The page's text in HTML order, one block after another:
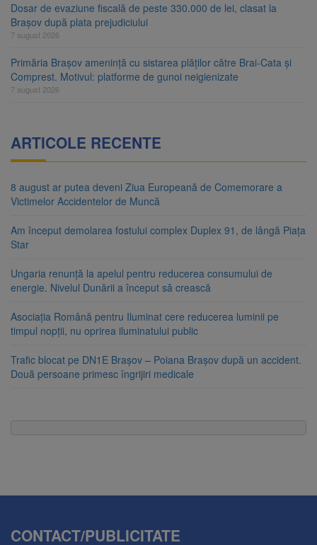
Dosar de evaziune fiscală de peste 330.000 de lei, clasat la
Brașov după plata prejudiciului
7 august 2026
Primăria Brașov amenință cu sistarea plăților către Brai-Cata și
Comprest. Motivul: platforme de gunoi neigienizate
7 august 2026
ARTICOLE RECENTE
8 august ar putea deveni Ziua Europeană de Comemorare a
Victimelor Accidentelor de Muncă
Am început demolarea fostului complex Duplex 91, de lângă Piața
Star
Ungaria renunță la apelul pentru reducerea consumului de
energie. Nivelul Dunării a început să crească
Asociația Română pentru Iluminat cere reducerea luminii pe
timpul nopții, nu oprirea iluminatului public
Trafic blocat pe DN1E Brașov – Poiana Brașov după un accident.
Două persoane primesc îngrijiri medicale
CONTACT/PUBLICITATE